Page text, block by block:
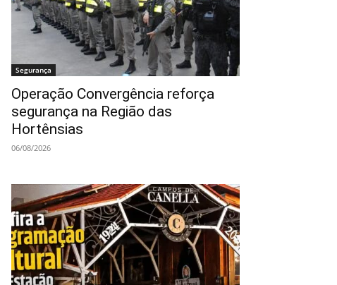
Segurança
Operação Convergência reforça
segurança na Região das
Hortênsias
06/08/2026